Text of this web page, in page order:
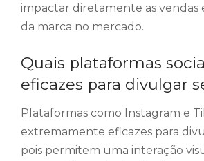
impactar diretamente as vendas
da marca no mercado.
Quais plataformas
eficazes para divulgar
Plataformas como Instagram e
extremamente eficazes para
pois permitem uma interação